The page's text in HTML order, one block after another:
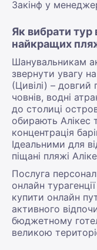
Закінф у
Як вибрати тур
найкращих
Шанувальникам
звернути увагу
(Цивілі) –
човнів, водні
до столиці
обирають Алікес
концентрація
Ідеальними для
піщані пляжі
Послуга
онлайн
купити онлайн
активного
бюджетному
великою